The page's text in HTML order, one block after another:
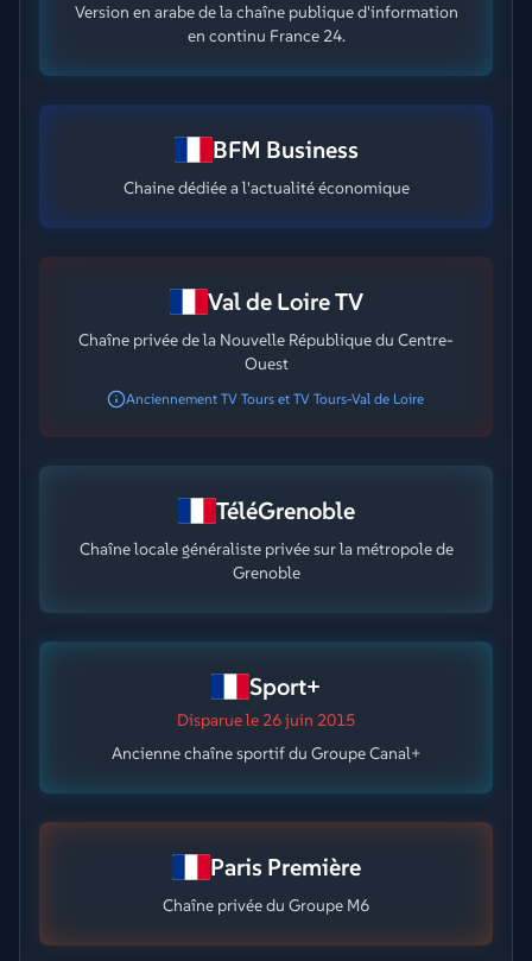
Version en arabe de la chaîne publique d'information
en continu France 24.
BFM Business
Chaine dédiée a l'actualité économique
Val de Loire TV
Chaîne privée de la Nouvelle République du Centre-
Ouest
Anciennement TV Tours et TV Tours-Val de Loire
TéléGrenoble
Chaîne locale généraliste privée sur la métropole de
Grenoble
Sport+
Disparuele 26 juin 2015
Ancienne chaîne sportif du Groupe Canal+
Paris Première
Chaîne privée du Groupe M6